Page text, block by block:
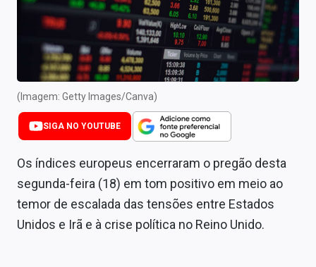
Comprar ou vender?
Carteiras Recomendadas
Central de Dividendos
Central de Fundos Imobiliários
Renda Fixa
Finanças Pessoais
(Imagem: Getty Images/Canva)
SIGA NO YOUTUBE
Os índices europeus encerraram o pregão desta
segunda-feira (18) em tom positivo em meio ao
temor de escalada das tensões entre Estados
Unidos e Irã e à crise política no Reino Unido.